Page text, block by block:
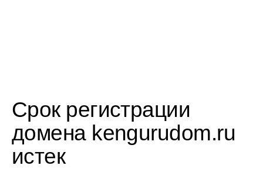
Срок регистрации
домена kengurudom.ru
истек